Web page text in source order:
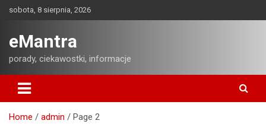
sobota, 8 sierpnia, 2026
eMantra
porady, ciekawostki, informacje
Home admin Page 2